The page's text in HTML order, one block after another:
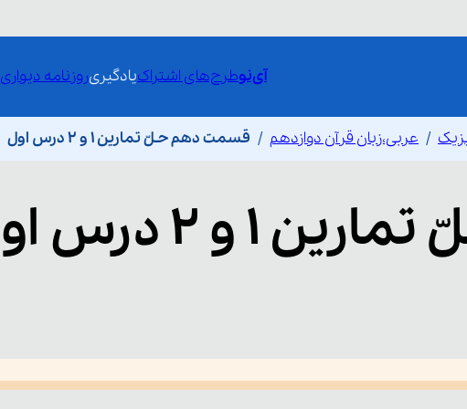
آی‌نوطرح‌های اشتراکیادگیریروزنامه دیواری
عربی،زبان قرآن دوازدهم قسمت دهم حـلّ تمارین 1 و 2 درس اول
1 و 2 درس اول